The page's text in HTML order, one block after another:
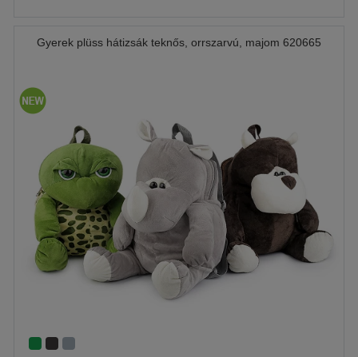
Gyerek plüss hátizsák teknős, orrszarvú, majom 620665